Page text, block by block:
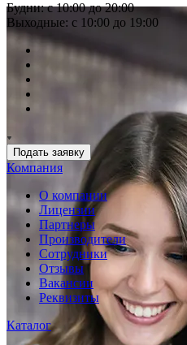
Будни: с 10:00 до 20:00
Выходные: с 10:00 до 19:00
Подать заявку
Компания
О компании
Лицензии
Партнеры
Производители
Сотрудники
Отзывы
Вакансии
Реквизиты
Каталог